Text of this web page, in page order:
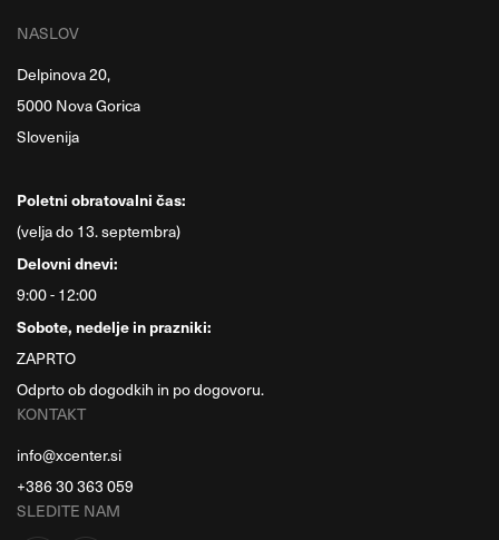
NASLOV
Delpinova 20,
5000 Nova Gorica
Slovenija
Poletni obratovalni čas:
(velja do 13. septembra)
Delovni dnevi:
9:00 - 12:00
Sobote, nedelje in prazniki:
ZAPRTO
Odprto ob dogodkih in po dogovoru.
KONTAKT
info@xcenter.si
+386 30 363 059
SLEDITE NAM